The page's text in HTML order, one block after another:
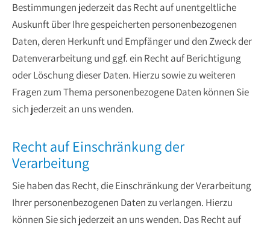
Bestimmungen jederzeit das Recht auf unentgeltliche
Auskunft über Ihre gespeicherten personenbezogenen
Daten, deren Herkunft und Empfänger und den Zweck der
Datenverarbeitung und ggf. ein Recht auf Berichtigung
oder Löschung dieser Daten. Hierzu sowie zu weiteren
Fragen zum Thema personenbezogene Daten können Sie
sich jederzeit an uns wenden.
Recht auf Einschränkung der
Verarbeitung
Sie haben das Recht, die Einschränkung der Verarbeitung
Ihrer personenbezogenen Daten zu verlangen. Hierzu
können Sie sich jederzeit an uns wenden. Das Recht auf